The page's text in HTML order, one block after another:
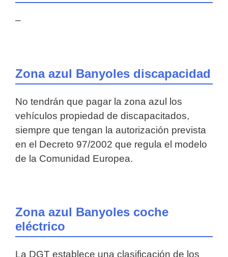
–
Zona azul Banyoles discapacidad
No tendrán que pagar la zona azul los
vehículos propiedad de discapacitados,
siempre que tengan la autorización prevista
en el Decreto 97/2002 que regula el modelo
de la Comunidad Europea.
Zona azul Banyoles coche
eléctrico
La DGT establece una clasificación de los